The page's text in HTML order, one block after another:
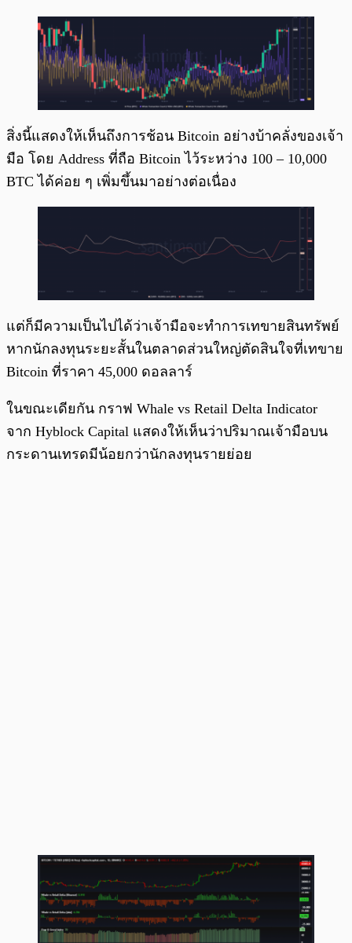
สิ่งนี้แสดงให้เห็นถึงการช้อน Bitcoin อย่างบ้าคลั่งของเจ้า
มือ โดย Address ที่ถือ Bitcoin ไว้ระหว่าง 100 – 10,000
BTC ได้ค่อย ๆ เพิ่มขึ้นมาอย่างต่อเนื่อง
แต่ก็มีความเป็นไปได้ว่าเจ้ามือจะทำการเทขายสินทรัพย์
หากนักลงทุนระยะสั้นในตลาดส่วนใหญ่ตัดสินใจที่เทขาย
Bitcoin ที่ราคา 45,000 ดอลลาร์
ในขณะเดียกัน กราฟ Whale vs Retail Delta Indicator
จาก Hyblock Capital แสดงให้เห็นว่าปริมาณเจ้ามือบน
กระดานเทรดมีน้อยกว่านักลงทุนรายย่อย